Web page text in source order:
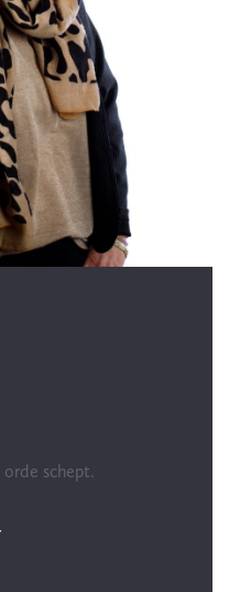
schept.